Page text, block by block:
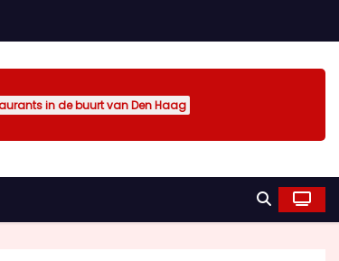
in de buurt van Den Haag